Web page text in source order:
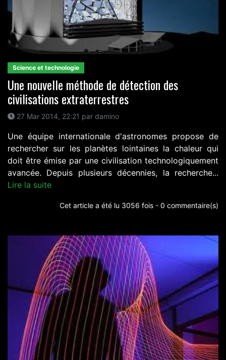
Science et technologie
Une nouvelle méthode de détection des
civilisations extraterrestres
27 Mar 2014, 22:21 par damino
Une équipe internationale d'astronomes propose de
rechercher sur les planètes lointaines la chaleur qui
doit être émise par une civilisation technologiquement
avancée. Depuis plusieurs décennies, la recherche...
Lire la suite
Cet article a été lu 3056 fois - 0 commentaire(s)